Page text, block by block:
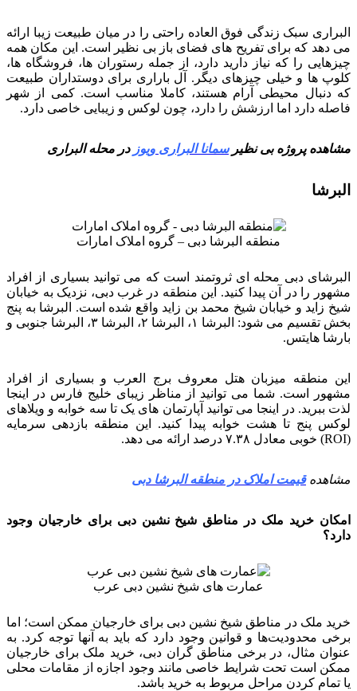
البراری سبک زندگی فوق العاده راحتی را در میان طبیعت زیبا ارائه
می دهد که برای تفریح های فضای باز بی نظیر است. این مکان همه
چیزهایی را که نیاز دارید دارد، از جمله رستوران ها، فروشگاه ها،
کلوپ ها و خیلی چیزهای دیگر. آل باراری برای دوستداران طبیعت
که دنبال محیطی آرام هستند، کاملا مناسب است. کمی از شهر
فاصله دارد اما ارزشش را دارد، چون لوکس و زیبایی خاصی دارد.
مشاهده پروژه بی نظیرسمانا البراری ویوز در محله البراری
البرشا
منطقه البرشا دبی – گروه املاک امارات
البرشای دبی محله ای ثروتمند است که می توانید بسیاری از افراد
مشهور را در آن پیدا کنید. این منطقه در غرب دبی، نزدیک به خیابان
شیخ زاید و خیابان شیخ محمد بن زاید واقع شده است. البرشا به پنج
بخش تقسیم می شود: البرشا ۱، البرشا ۲، البرشا ۳، البرشا جنوبی و
بارشا هایتس.
این منطقه میزبان هتل معروف برج العرب و بسیاری از افراد
مشهور است. شما می توانید از مناظر زیبای خلیج فارس در اینجا
لذت ببرید. در اینجا می توانید آپارتمان های یک تا سه خوابه و ویلاهای
لوکس پنج تا هشت خوابه پیدا کنید. این منطقه بازدهی سرمایه
(ROI) خوبی معادل ۷.۳۸ درصد ارائه می دهد.
مشاهدهقیمت املاک در منطقه البرشا دبی
امکان خرید ملک در مناطق شیخ نشین دبی برای خارجیان وجود
دارد؟
عمارت های شیخ نشین دبی عرب
خرید ملک در مناطق شیخ نشین دبی برای خارجیان ممکن است؛ اما
برخی محدودیت‌ها و قوانین وجود دارد که باید به آنها توجه کرد. به
عنوان مثال، در برخی مناطق گران دبی، خرید ملک برای خارجیان
ممکن است تحت شرایط خاصی مانند وجود اجازه از مقامات محلی
یا تمام کردن مراحل مربوط به خرید باشد.